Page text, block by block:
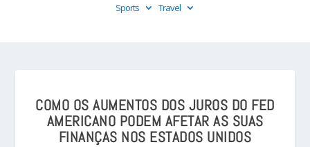
Sports
Travel
COMO OS AUMENTOS DOS JUROS DO FED
AMERICANO PODEM AFETAR AS SUAS
FINANÇAS NOS ESTADOS UNIDOS